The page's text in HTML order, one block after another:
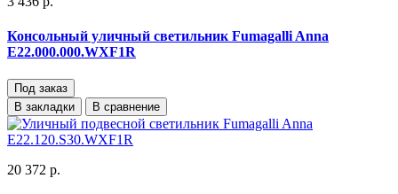
Консольный уличный светильник Fumagalli Anna
E22.000.000.WXF1R
Под заказ
В закладки
В сравнение
20 372 р.